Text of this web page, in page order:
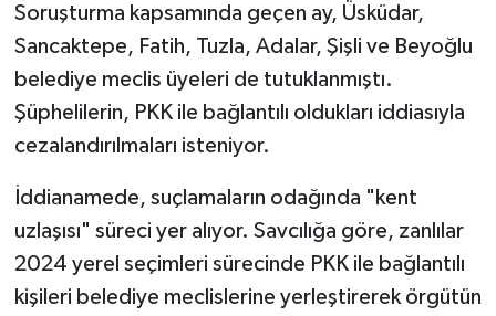
Soruşturma kapsamında geçen ay, Üsküdar,
Sancaktepe, Fatih, Tuzla, Adalar, Şişli ve Beyoğlu
belediye meclis üyeleri de tutuklanmıştı.
Şüphelilerin, PKK ile bağlantılı oldukları iddiasıyla
cezalandırılmaları isteniyor.
İddianamede, suçlamaların odağında "kent
uzlaşısı" süreci yer alıyor. Savcılığa göre, zanlılar
2024 yerel seçimleri sürecinde PKK ile bağlantılı
kişileri belediye meclislerine yerleştirerek örgütün